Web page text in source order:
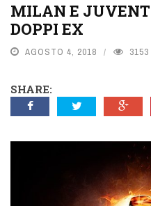
MILAN E
DOPPI EX
AGOSTO 4, 2018 3153
SHARE: